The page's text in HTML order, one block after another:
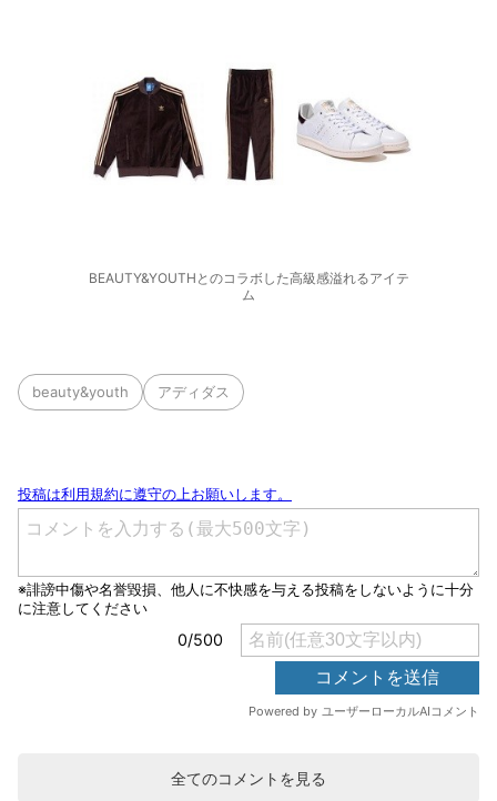
BEAUTY&YOUTHとのコラボした高級感溢れるアイテ
ム
beauty&youth アディダス
全てのコメントを見る